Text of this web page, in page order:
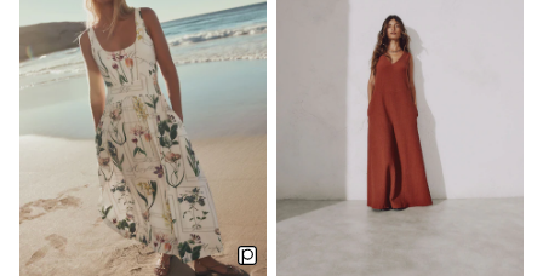
Vests
Sunglasses
Beach Towels
Bags
Travel Bags
Luggage
Angel & Rocket
B by Ted Baker
Baker by Ted Baker
Boden
Lipsy